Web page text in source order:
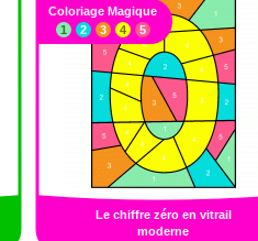
Le chiffre zéro en vitrail
moderne
Coloriage Magique
1
2 3 4 5